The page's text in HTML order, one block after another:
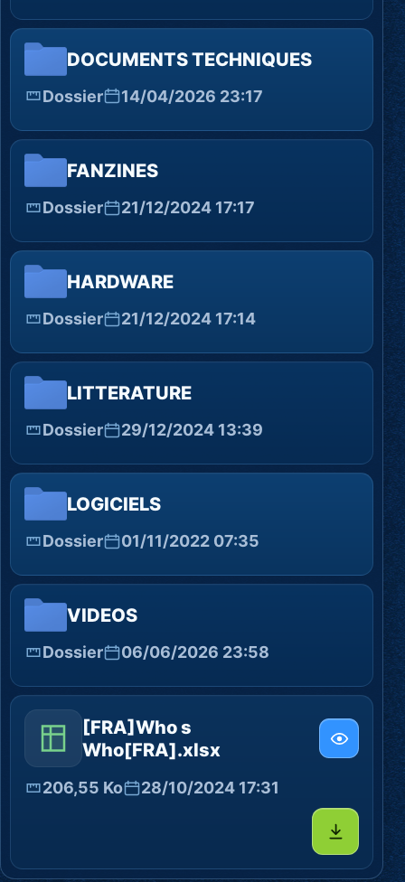
DOCUMENTS TECHNIQUES
Dossier 14/04/2026 23:17
FANZINES
Dossier 21/12/2024 17:17
HARDWARE
Dossier 21/12/2024 17:14
LITTERATURE
Dossier 29/12/2024 13:39
LOGICIELS
Dossier 01/11/2022 07:35
VIDEOS
Dossier 06/06/2026 23:58
[FRA]Who s
Who[FRA].xlsx
206,55 Ko 28/10/2024 17:31